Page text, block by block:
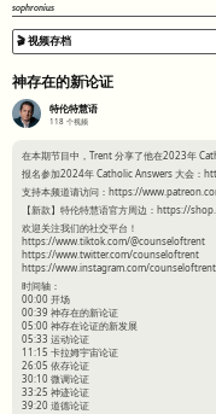
sophronius
🎬 视频存档
神存在的新论证
特伦特慧语
118 个视频
在本期节目中，Trent 分享了他在2023年
报名参加2024年 Catholic Answers 大会：
支持本频道请访问：https://
【新款】特伦特慧语官方周边：https://
欢迎关注我们的社交平台！
https://www.tiktok.com/@counseloftrent
https://www.twitter.com/counseloftrent
https://www.instagram.com/
时间轴：
00:00 开场
00:39 神存在的新论证
05:00 神存在论证的新发展
05:33 运动论证
11:15 卡拉姆宇宙论证
26:05 依存论证
30:10 微调论证
33:25 神迹论证
39:20 道德论证